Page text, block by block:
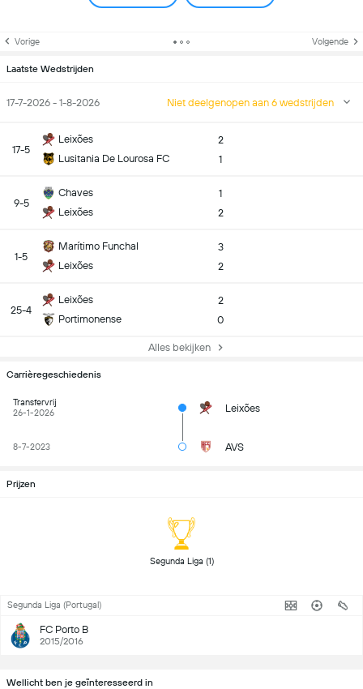
Vorige Volgende
Laatste Wedstrijden
17-7-2026 - 1-8-2026 Niet deelgenopen aan 6 wedstrijden
17-5
Leixões
Lusitania De Lourosa FC
2
1
9-5
Chaves
Leixões
1
2
1-5
Marítimo Funchal
Leixões
3
2
25-4
Leixões
Portimonense
2
0
Alles bekijken
Carrièregeschiedenis
Transfervrij
26-1-2026
Leixões
8-7-2023 AVS
Prijzen
Segunda Liga (1)
Segunda Liga (Portugal)
FC Porto B
2015/2016
Wellicht ben je geïnteresseerd in